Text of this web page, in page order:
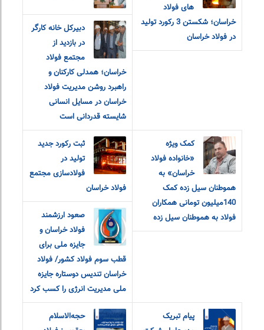
های فولاد
خراسان؛ شکستن 3 رکورد تولید
در فولاد خراسان
دبیرکل خانه کارگر
در بازدید از
مجتمع فولاد
خراسان؛ همدلی کارکنان و
راهبرد روشن مدیریت فولاد
خراسان در مسایل انسانی
شایسته قدردانی است
کمک ویژه
«خانواده فولاد
خراسان» به
هموطنان سیل زده کمک
140میلیون تومانی همکاران
فولاد به هموطنان سیل زده
ثبت رکورد جدید
تولید در
فولادسازی مجتمع
فولاد خراسان
صعود ارزشمند
فولاد خراسان و
جایزه ملی برای
قطب سوم فولاد کشور/ فولاد
خراسان تندیس دوستاره جایزه
ملی مدیریت انرژی را کسب کرد
پیام تبریک
حجه‌الاسلام